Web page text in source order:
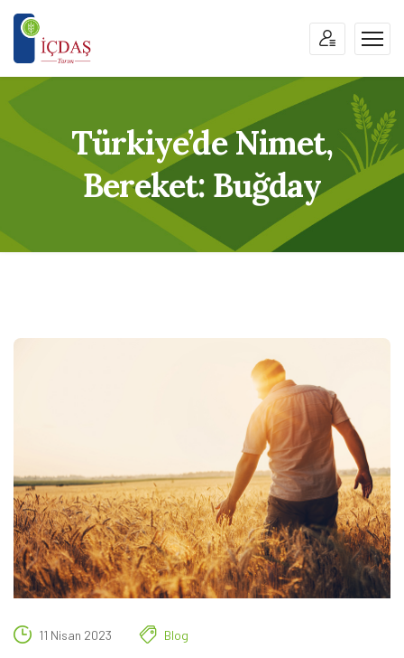
Türkiye’de Nimet,
Bereket: Buğday
11 Nisan 2023 Blog